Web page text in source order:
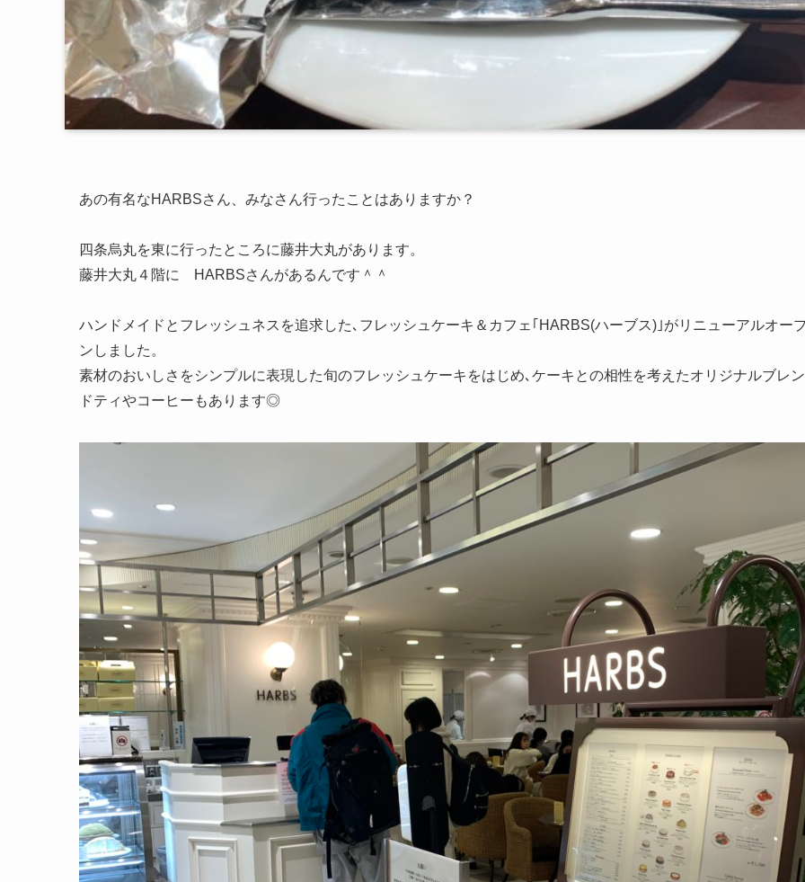
あの有名なHARBSさん、みなさん行ったことはありますか？
四条烏丸を東に行ったところに藤井大丸があります。
藤井大丸４階に HARBSさんがあるんです＾＾
ハンドメイドとフレッシュネスを追求した､フレッシュケーキ＆カフェ｢HARBS(ハーブス)｣がリニューアルオー
ンしました。
素材のおいしさをシンプルに表現した旬のフレッシュケーキをはじめ､ケーキとの相性を考えたオリジナルブレン
ドティやコーヒーもあります◎